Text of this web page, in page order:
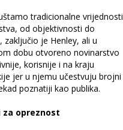
tradicionalne vrijednosti
od objektivnosti do
zaključio je Henley, ali u
dobu otvoreno novinarstvo
korisnije i na kraju
jer u njemu učestvuju brojni
poznatiji kao publika.
za opreznost